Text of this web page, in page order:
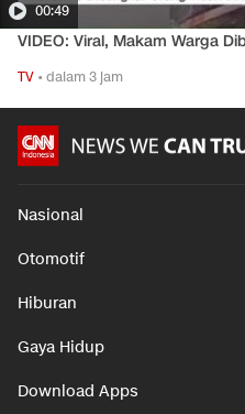
00:49
VIDEO: Viral, Makam Warga
TV •dalam 3 jam
Nasional
Otomotif
Hiburan
Gaya Hidup
Download Apps